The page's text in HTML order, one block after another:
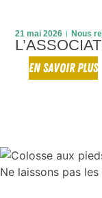
21 mai 2026 Nous
EN SAVOIR PLUS
Ne laissons pas